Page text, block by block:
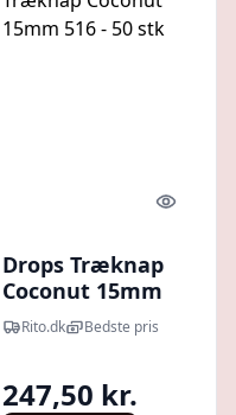
Quick
Drops Træknap
Coconut 15mm
516 - 50 stk
Rito.dk Bedste pris
247,50 kr.